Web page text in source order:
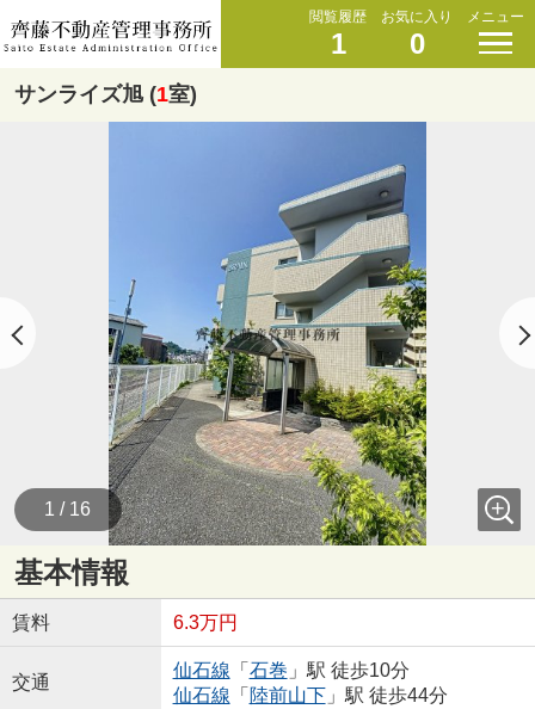
閲覧履歴
1
お気に入り
0
メニュー
サンライズ旭 (1室)
1 / 16
基本情報
賃料 6.3万円
交通
仙石線 「 石巻 」駅 徒歩10分
仙石線 「 陸前山下」駅 徒歩44分